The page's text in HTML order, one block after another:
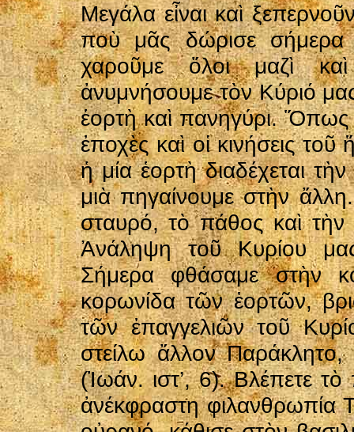
Μεγάλα εἶναι καὶ
ποὺ μᾶς δώρισε σήμερα
χαροῦμε ὅλοι μαζὶ
ἀνυμνήσουμε τὸν Κύριό
ἑορτὴ καὶ πανηγύρι. Ὅπως
ἐποχὲς καὶ οἱ κινήσεις
ἡ μία ἑορτὴ διαδέχεται
μιὰ πηγαίνουμε στὴν
σταυρό, τὸ πάθος καὶ
Ἀνάληψη τοῦ Κυρίου
Σήμερα φθάσαμε στὴν
κορωνίδα τῶν ἑορτῶν,
τῶν ἐπαγγελιῶν τοῦ
στείλω ἄλλον
(Ἰωάν. ιστ’, 6). Βλέπετε
ἀνέκφραστη φιλανθρωπία